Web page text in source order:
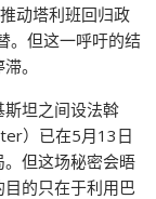
动塔利班回归政
。但这一呼吁的结
。
坦之间设法斡
）已在5月13日
但这场秘密会晤
的只在于利用巴